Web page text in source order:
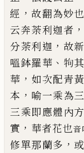
經 ，故翻為妙也
云奔荼利迦者 ，
分荼利迦 ， 故
嗢鉢羅華 、 𤘽
華 ， 如次配青
本 ， 喻一乘為
三乘即應體內
實 ， 華者花也音
修單那蘭多 ，